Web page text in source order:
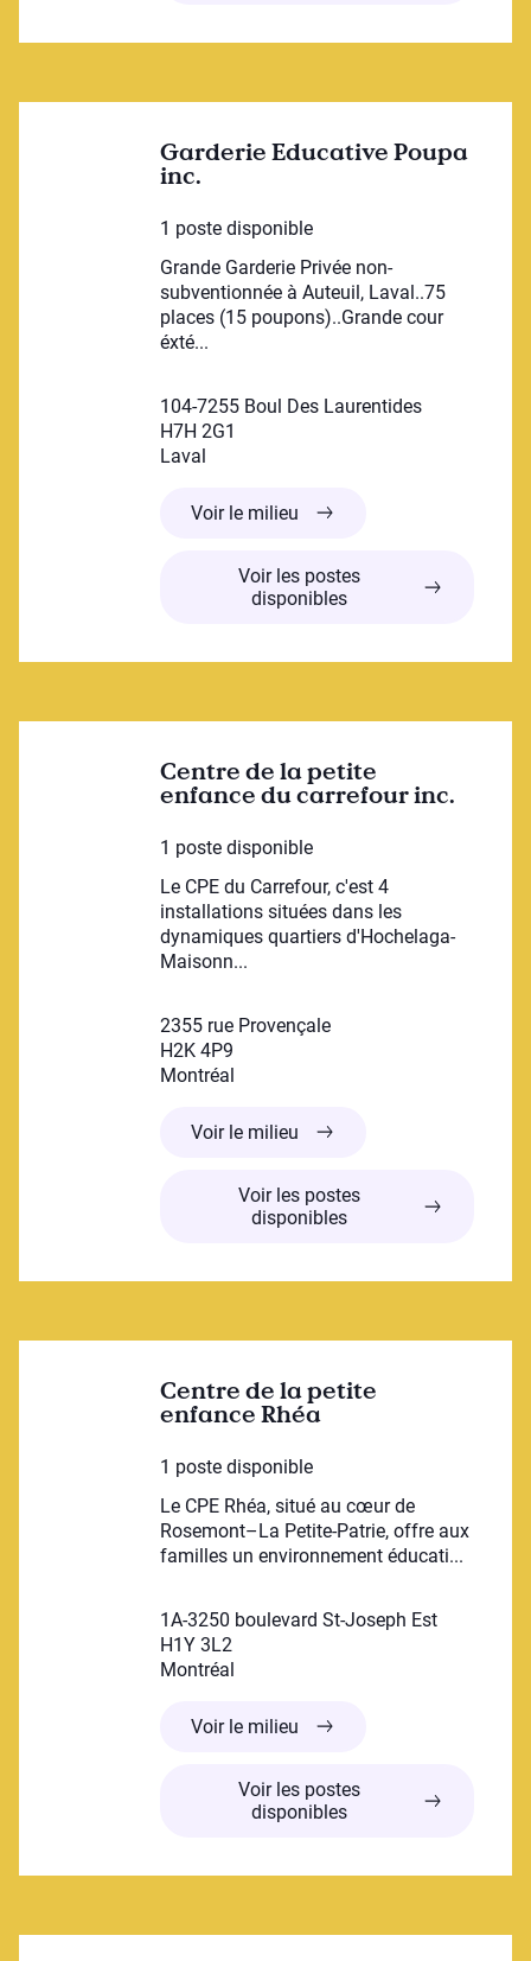
Garderie Educative Poupa
inc.
1 poste disponible
Grande Garderie Privée non-
subventionnée à Auteuil, Laval..75
places (15 poupons)..Grande cour
éxté...
104-7255 Boul Des Laurentides
H7H 2G1
Laval
Voir le milieu Garderie Educative Poupa
Voir les postes
disponibles
Centre de la petite
enfance du carrefour inc.
1 poste disponible
Le CPE du Carrefour, c'est 4
installations situées dans les
dynamiques quartiers d'Hochelaga-
Maisonn...
2355 rue Provençale
H2K 4P9
Montréal
Voir le milieu Centre de la petite
Voir les postes
disponibles
Centre de la petite
enfance Rhéa
1 poste disponible
Le CPE Rhéa, situé au cœur de
Rosemont–La Petite-Patrie, offre aux
familles un environnement éducati...
1A-3250 boulevard St-Joseph Est
H1Y 3L2
Montréal
Voir le milieu Centre de la petite enfance
Voir les postes
disponibles